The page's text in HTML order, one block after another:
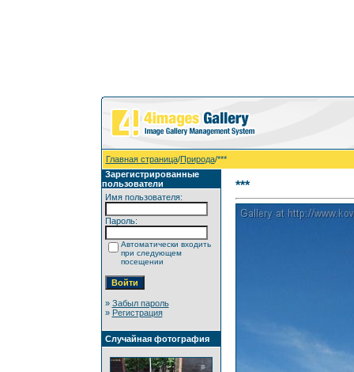
Главная страница/Природа/***
Зарегистрированные
пользователи
Имя пользователя:
Пароль:
Автоматически входить
при следующем
посещении
» Забыл пароль
» Регистрация
Случайная фотография
***